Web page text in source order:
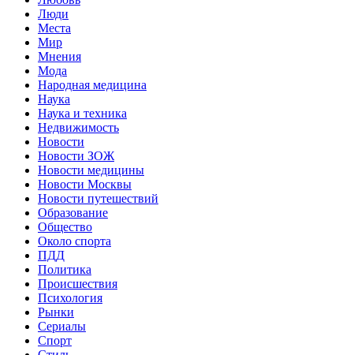
Люди
Места
Мир
Мнения
Мода
Народная медицина
Наука
Наука и техника
Недвижимость
Новости
Новости ЗОЖ
Новости медицины
Новости Москвы
Новости путешествий
Образование
Общество
Около спорта
ПДД
Политика
Происшествия
Психология
Рынки
Сериалы
Спорт